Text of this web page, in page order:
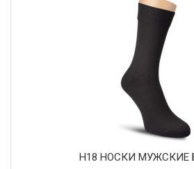
Н18 НОСКИ МУЖСКИЕ